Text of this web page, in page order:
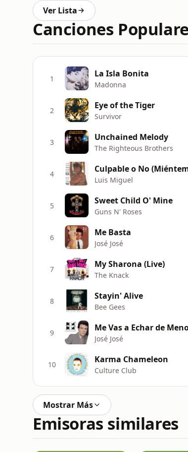
Ver Lista
Canciones
1 La Isla Bonita
Madonna
2 Eye of the Tiger
Survivor
3 Unchained Melody
The Righteous Brothers
4 Culpable o No
Luis Miguel
5 Sweet Child O' Mine
Guns N' Roses
6 Me Basta
José José
7 My Sharona (Live)
The Knack
8 Stayin' Alive
Bee Gees
9 Me Vas a Echar de
José José
10 Karma Chameleon
Culture Club
Mostrar Más
Emisoras similares